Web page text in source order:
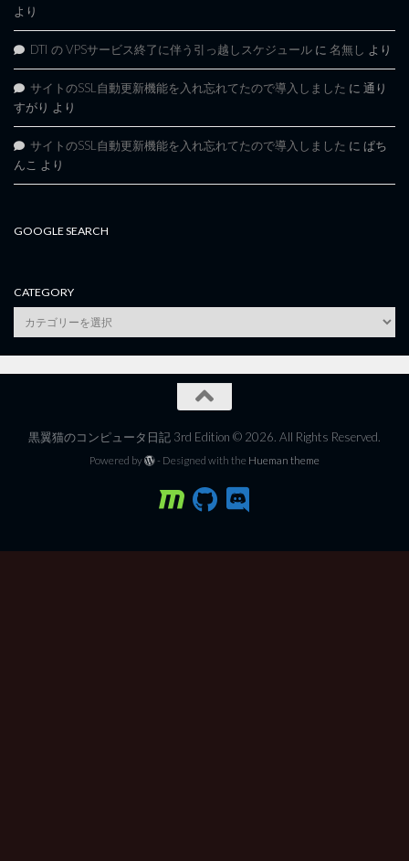
より
DTI の VPSサービス終了に伴う引っ越しスケジュール に 名無し より
サイトのSSL自動更新機能を入れ忘れてたので導入しました に 通り
すがり より
サイトのSSL自動更新機能を入れ忘れてたので導入しました に ぱち
んこ より
GOOGLE SEARCH
CATEGORY
category
黒翼猫のコンピュータ日記 3rd Edition © 2026. All Rights Reserved.
Powered by - Designed with the Hueman theme